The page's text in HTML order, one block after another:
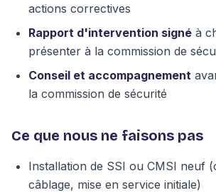
actions correctives
Rapport d'intervention signé à
présenter à la commission de
Conseil et accompagnement
la commission de sécurité
Ce que nous ne faisons pas
Installation de SSI ou CMSI neuf
câblage, mise en service initiale)